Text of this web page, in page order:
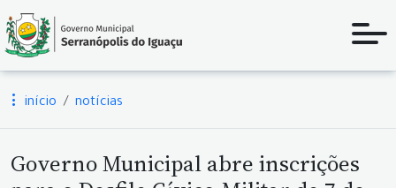
início notícias
Governo Municipal abre inscrições